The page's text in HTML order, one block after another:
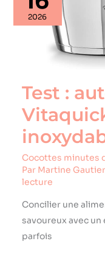
2026
Test :
Cocottes minutes
Par Martine Gautier
lecture
Concilier une
savoureux avec
parfois
autocuiseur
Fissler
Vitaquick
acier
inoxydable